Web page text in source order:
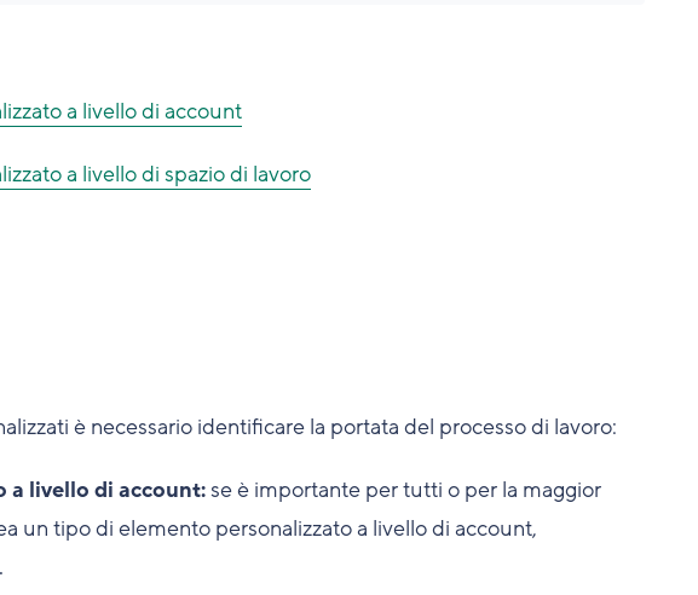
a livello di account
a livello di spazio di lavoro
è necessario identificare la portata del processo di lavoro:
a livello di account:se è importante per tutti o per la maggior
un tipo di elemento personalizzato a livello di account,